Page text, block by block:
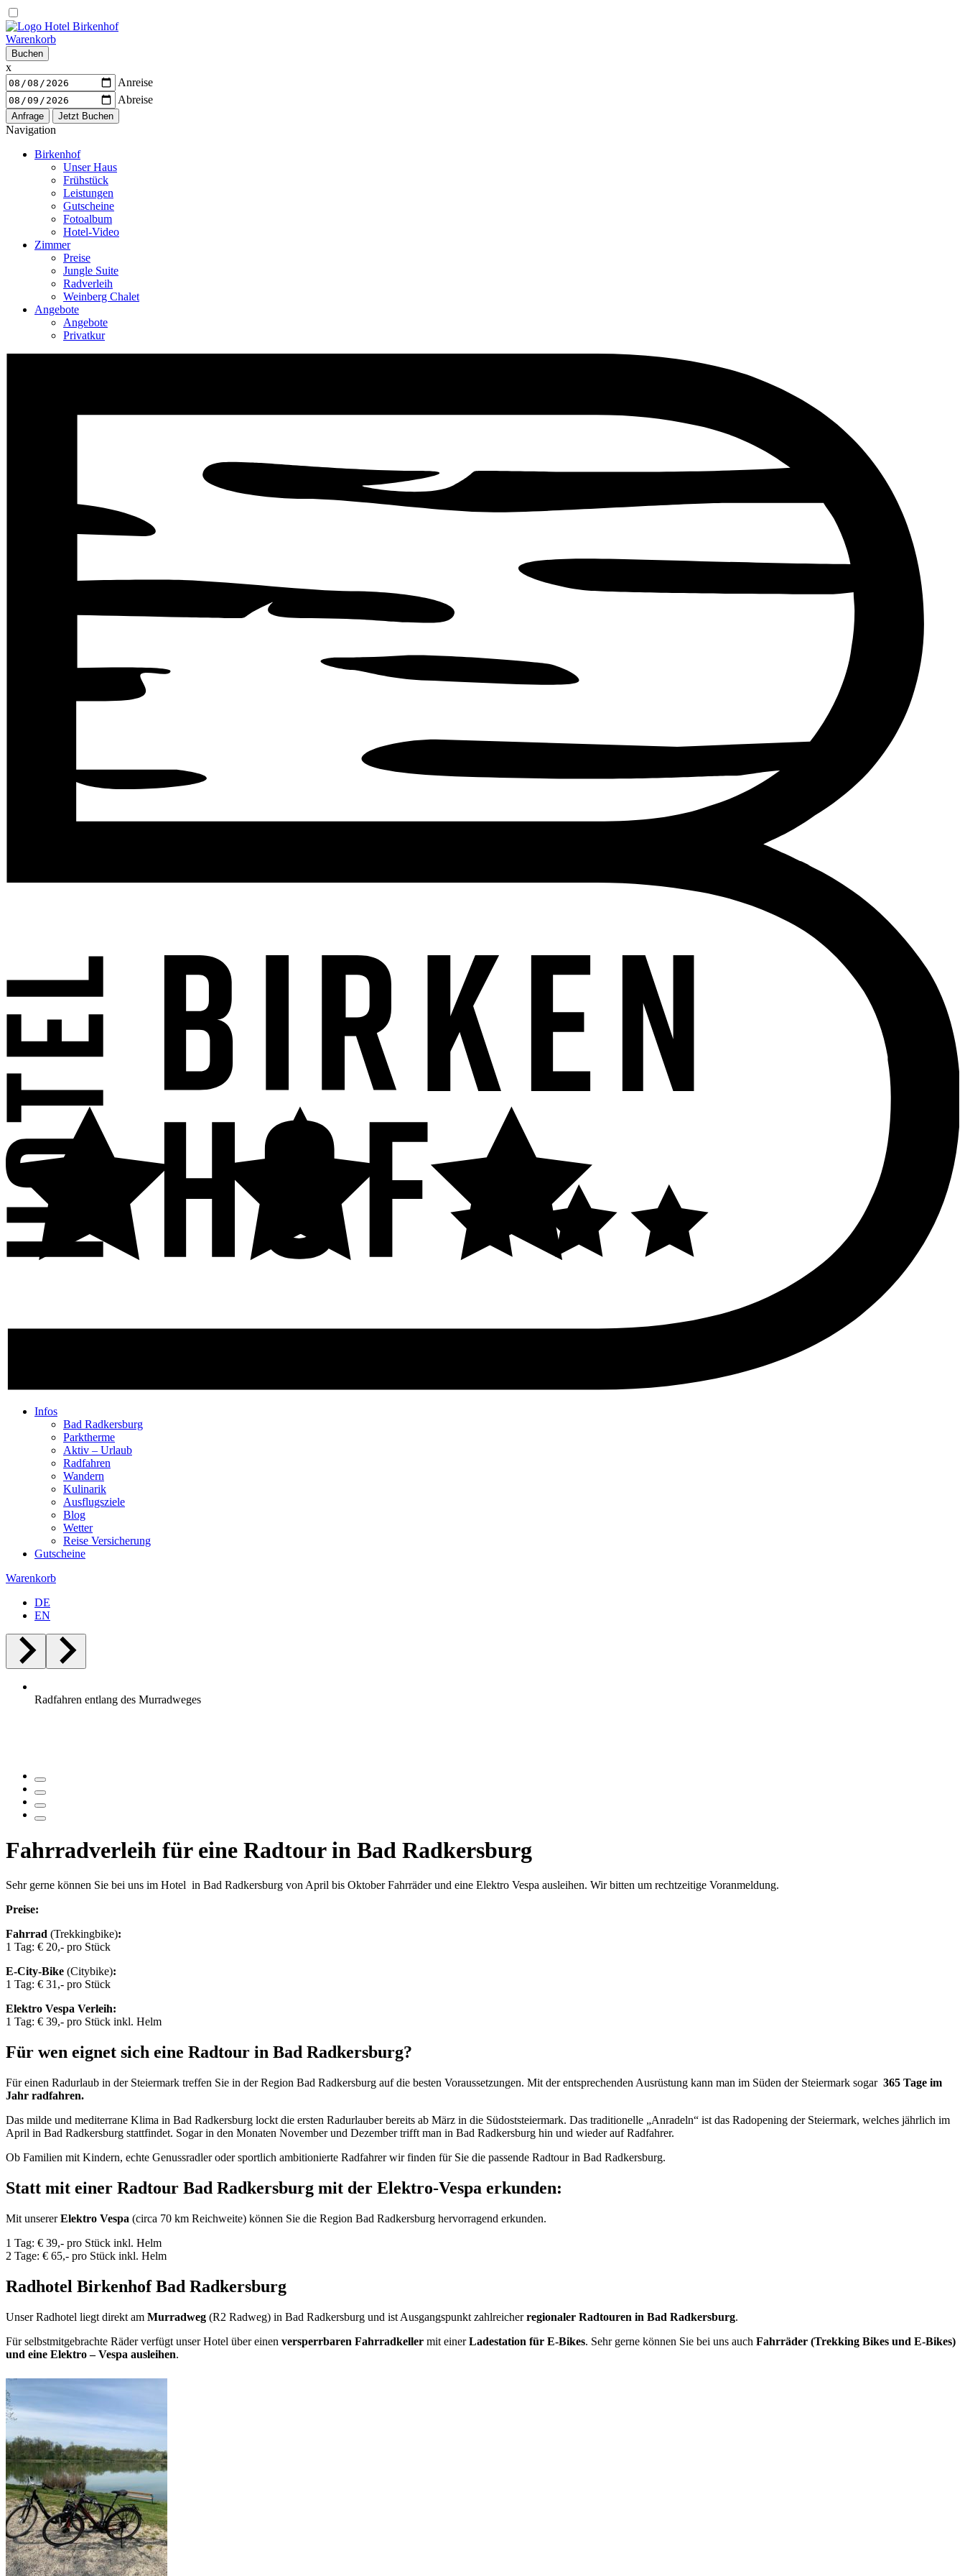
Warenkorb
Buchen
x
Anreise
Abreise
Navigation
Birkenhof
Unser Haus
Frühstück
Leistungen
Gutscheine
Fotoalbum
Hotel-Video
Zimmer
Preise
Jungle Suite
Radverleih
Weinberg Chalet
Angebote
Angebote
Privatkur
Infos
Bad Radkersburg
Parktherme
Aktiv – Urlaub
Radfahren
Wandern
Kulinarik
Ausflugsziele
Blog
Wetter
Reise Versicherung
Gutscheine
Warenkorb
DE
EN
Radfahren entlang des Murradweges
Fahrradverleih für eine Radtour in Bad Radkersburg
Sehr gerne können Sie bei uns im Hotel in Bad Radkersburg von April bis Oktober Fahrräder und eine Elektro Vespa ausleihen. Wir bitten um rechtzeitige Voranmeldung.
Preise:
Fahrrad (Trekkingbike):
1 Tag: € 20,- pro Stück
E-City-Bike (Citybike):
1 Tag: € 31,- pro Stück
Elektro Vespa Verleih:
1 Tag: € 39,- pro Stück inkl. Helm
Für wen eignet sich eine Radtour in Bad Radkersburg?
Für einen Radurlaub in der Steiermark treffen Sie in der Region Bad Radkersburg auf die besten Voraussetzungen. Mit der entsprechenden Ausrüstung kann man im Süden der Steiermark sogar 365 Tage im
Jahr radfahren.
Das milde und mediterrane Klima in Bad Radkersburg lockt die ersten Radurlauber bereits ab März in die Südoststeiermark. Das traditionelle „Anradeln“ ist das Radopening der Steiermark, welches jährlich im
April in Bad Radkersburg stattfindet. Sogar in den Monaten November und Dezember trifft man in Bad Radkersburg hin und wieder auf Radfahrer.
Ob Familien mit Kindern, echte Genussradler oder sportlich ambitionierte Radfahrer wir finden für Sie die passende Radtour in Bad Radkersburg.
Statt mit einer Radtour Bad Radkersburg mit der Elektro-Vespa erkunden:
Mit unsererElektro Vespa (circa 70 km Reichweite) können Sie die Region Bad Radkersburg hervorragend erkunden.
1 Tag: € 39,- pro Stück inkl. Helm
2 Tage: € 65,- pro Stück inkl. Helm
Radhotel Birkenhof Bad Radkersburg
Unser Radhotel liegt direkt am Murradweg (R2 Radweg) in Bad Radkersburg und ist Ausgangspunkt zahlreicherregionaler Radtouren in Bad Radkersburg.
Für selbstmitgebrachte Räder verfügt unser Hotel über einen versperrbaren Fahrradkeller mit einerLadestation für E-Bikes. Sehr gerne können Sie bei uns auch Fahrräder (Trekking Bikes und E-Bikes)
und eine Elektro – Vespa ausleihen.